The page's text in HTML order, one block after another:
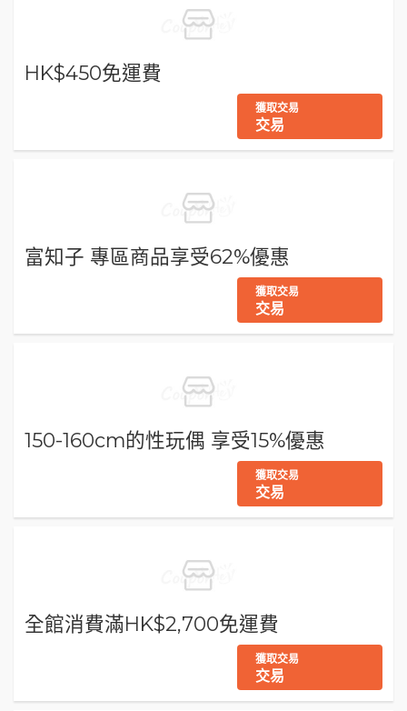
HK$450免運費
獲取交易
交易
富知子 專區商品享受62%優惠
獲取交易
交易
150-160cm的性玩偶 享受15%優惠
獲取交易
交易
全館消費滿HK$2,700免運費
獲取交易
交易